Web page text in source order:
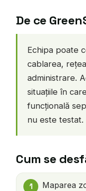
De ce
Echipa poate
cablarea,
administrare.
situațiile în
funcțională
nu este testat.
Cum se
Maparea